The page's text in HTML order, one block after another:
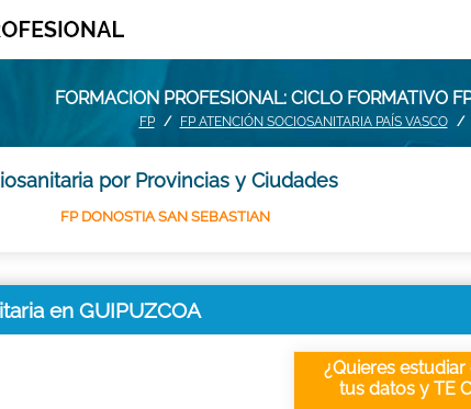
FORMACION PROFESIONAL: CICLO FORMATIVO
FP FP ATENCIÓN SOCIOSANITARIA PAÍS VASCO
por Provincias y Ciudades
FP DONOSTIA SAN SEBASTIAN
en GUIPUZCOA
¿Quieres estudiar
tus datos y TE